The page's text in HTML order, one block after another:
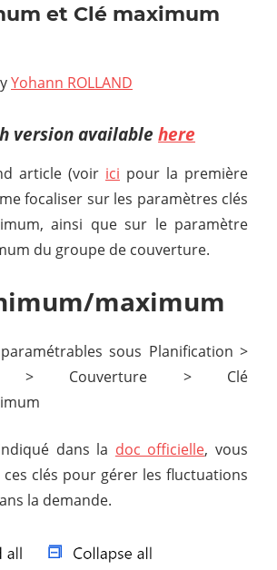
et Clé maximum
Yohann ROLLAND
version available here
article (voir ici pour la première
focaliser sur les paramètres clés
ainsi que sur le paramètre
du groupe de couverture.
maximum
sous Planification >
> Couverture > Clé
dans la doc officielle, vous
clés pour gérer les fluctuations
la demande.